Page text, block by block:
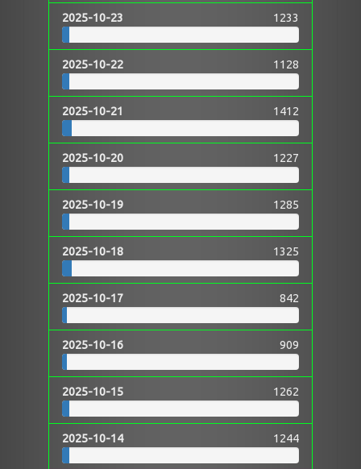
2025-10-23 1233
2025-10-22 1128
2025-10-21 1412
2025-10-20 1227
2025-10-19 1285
2025-10-18 1325
2025-10-17 842
2025-10-16 909
2025-10-15 1262
2025-10-14 1244